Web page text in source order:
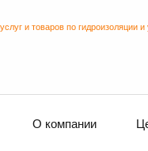
и товаров по гидроизоляции и
О компании